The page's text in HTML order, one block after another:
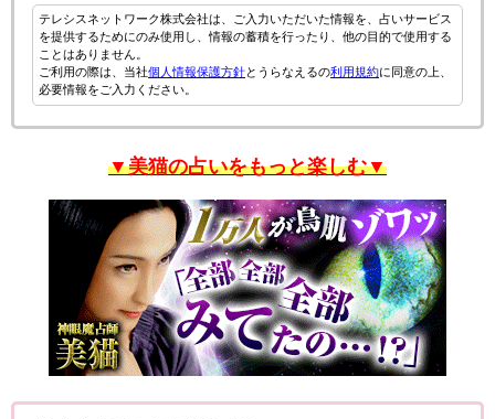
テレシスネットワーク株式会社は、ご入力いただいた情報を、占いサービス
を提供するためにのみ使用し、情報の蓄積を行ったり、他の目的で使用する
ことはありません。
ご利用の際は、当社個人情報保護方針とうらなえるの利用規約に同意の上、
必要情報をご入力ください。
▼美猫の占いをもっと楽しむ▼